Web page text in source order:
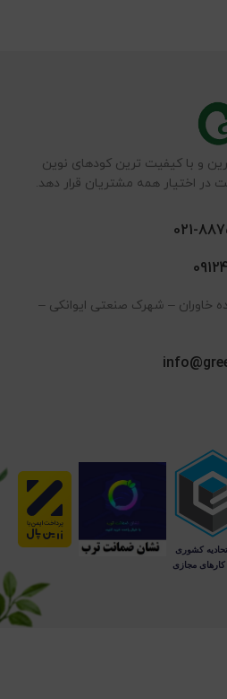
و با کیفیت ترین کودهای نوین
در اختیار همه مشتریان قرار دهد.
کارخانه: کیلومتر 50 جاده خاوران – شهرک صنعتی ایوانکی –